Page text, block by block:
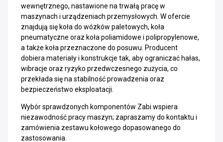
wewnętrznego, nastawione na trwałą pracę w
maszynach i urządzeniach przemysłowych. W ofercie
znajdują się koła do wózków paletowych, koła
pneumatyczne oraz koła poliamidowe i polipropylenowe,
a także koła przeznaczone do posuwu. Producent
dobiera materiały i konstrukcje tak, aby ograniczać hałas,
wibracje oraz ryzyko przedwczesnego zużycia, co
przekłada się na stabilność prowadzenia oraz
bezpieczeństwo eksploatacji.
Wybór sprawdzonych komponentów Zabi wspiera
niezawodność pracy maszyn; zapraszamy do kontaktu i
zamówienia zestawu kołowego dopasowanego do
zastosowania.